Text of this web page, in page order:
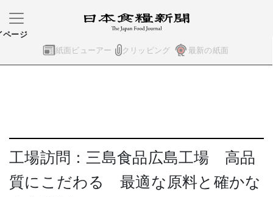
紙面ビューアー クリッピング 最新の紙面
ページ
工場訪問：三島食品広島工場 高品
質にこだわる 最適な原料と確かな